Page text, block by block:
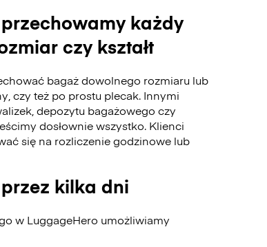
każdy
czy kształt
bagaż dowolnego rozmiaru lub
czy też po prostu plecak. Innymi
depozytu bagażowego czy
dosłownie wszystko. Klienci
się na rozliczenie godzinowe lub
kilka dni
w LuggageHero umożliwiamy